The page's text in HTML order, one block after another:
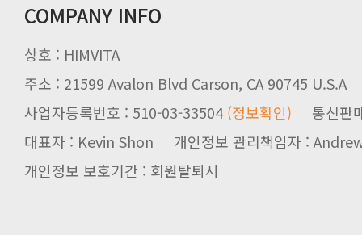
COMPANY INFO
상호 : HIMVITA
주소 : 21599 Avalon Blvd Carson, CA 90745 U.S.A
사업자등록번호 : 510-03-33504(정보확인) 통신판
대표자 : Kevin Shon 개인정보 관리책임자 :
개인정보 보호기간 : 회원탈퇴시